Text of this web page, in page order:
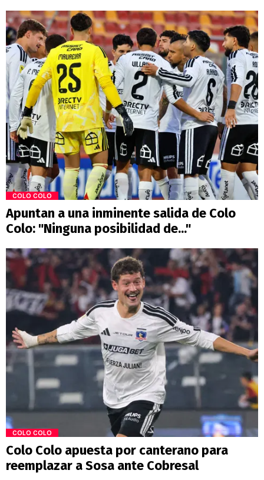
COLO COLO
Apuntan a una inminente salida de Colo
Colo: "Ninguna posibilidad de..."
COLO COLO
Colo Colo apuesta por canterano para
reemplazar a Sosa ante Cobresal